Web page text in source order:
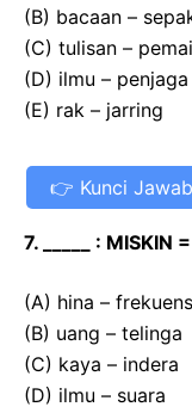
(B) bacaan –
(C) tulisan –
(D) ilmu –
(E) rak – jarring
Kunci
7. _____ : MISKIN
(A) hina –
(B) uang – telinga
(C) kaya – indera
(D) ilmu – suara